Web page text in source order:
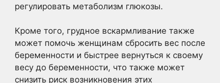
регулировать метаболизм глюкозы.
Кроме того, грудное вскармливание также
может помочь женщинам сбросить вес после
беременности и быстрее вернуться к своему
весу до беременности, что также может
снизить риск возникновения этих